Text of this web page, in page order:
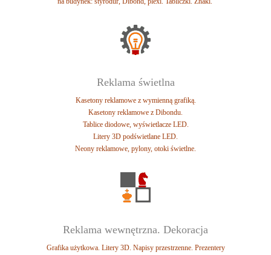
Reklama świetlna
Kasetony reklamowe z wymienną grafiką.
Kasetony reklamowe z Dibondu.
Tablice diodowe, wyświetlacze LED.
Litery 3D podświetlane LED.
Neony reklamowe, pylony, otoki świetlne.
Reklama wewnętrzna. Dekoracja
Grafika użytkowa. Litery 3D. Napisy przestrzenne. Prezentery